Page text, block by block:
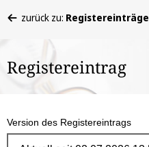
befinden
hier:
zurück zu: Registereinträge
Registereintrag
Version des Registereintrags